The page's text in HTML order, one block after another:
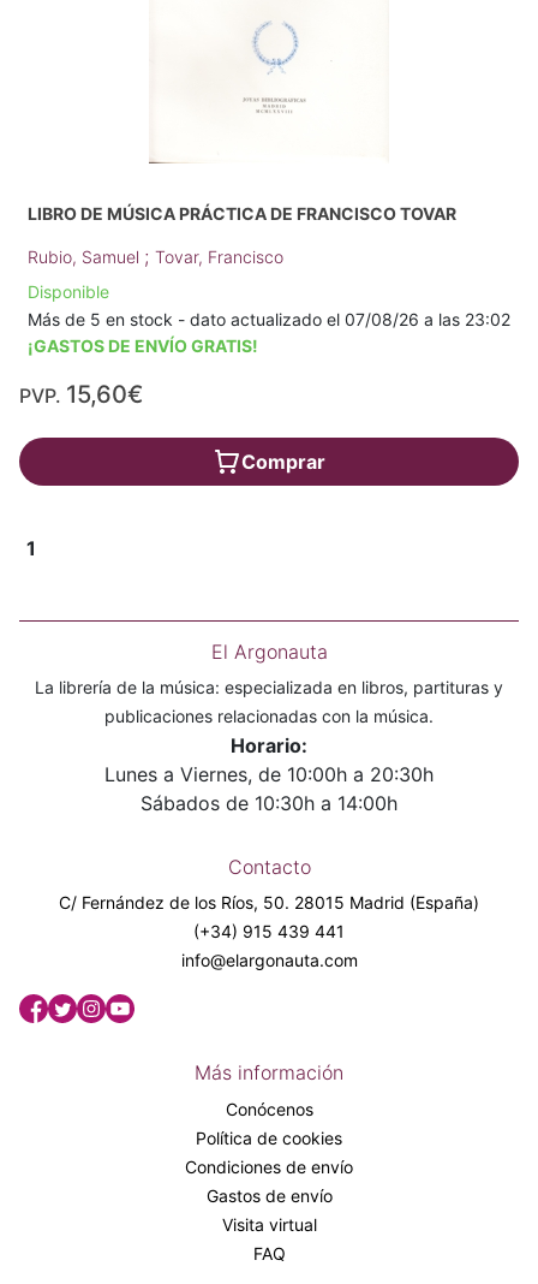
LIBRO DE MÚSICA PRÁCTICA DE FRANCISCO TOVAR
Rubio, Samuel ; Tovar, Francisco
Disponible
Más de 5 en stock - dato actualizado el 07/08/26 a las 23:02
¡GASTOS DE ENVÍO GRATIS!
PVP. 15,60€
Comprar
1
El Argonauta
La librería de la música: especializada en libros, partituras y
publicaciones relacionadas con la música.
Horario:
Lunes a Viernes, de 10:00h a 20:30h
Sábados de 10:30h a 14:00h
Contacto
C/ Fernández de los Ríos, 50. 28015 Madrid (España)
(+34) 915 439 441
info@elargonauta.com
Más información
Conócenos
Política de cookies
Condiciones de envío
Gastos de envío
Visita virtual
FAQ